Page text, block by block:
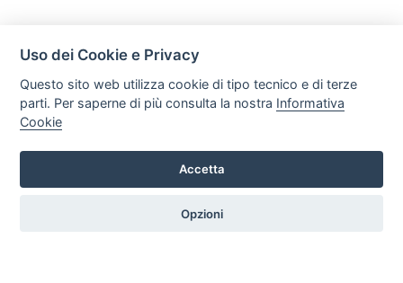
Tel. +39 0296846010 / +39 3472680371 Email: info@legalaiditalia.it
Uso dei Cookie e Privacy
Questo sito web utilizza cookie di tipo tecnico e di terze
parti. Per saperne di più consulta la nostra Informativa
Cookie
Accetta
Opzioni